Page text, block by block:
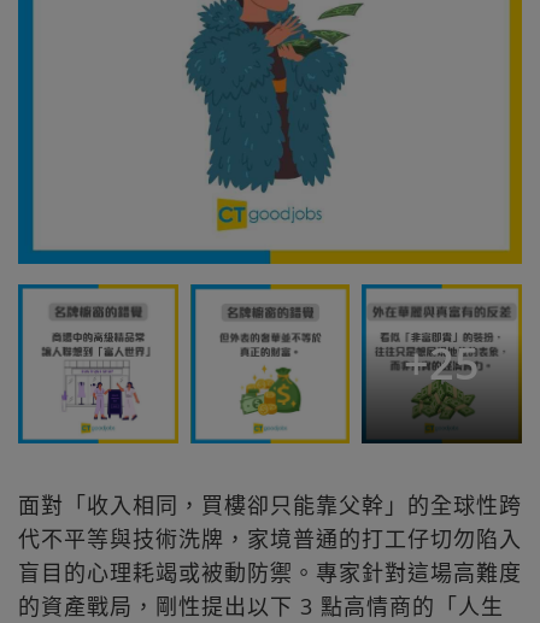
+25
面對「收入相同，買樓卻只能靠父幹」的全球性跨
代不平等與技術洗牌，家境普通的打工仔切勿陷入
盲目的心理耗竭或被動防禦。專家針對這場高難度
的資產戰局，剛性提出以下 3 點高情商的「人生